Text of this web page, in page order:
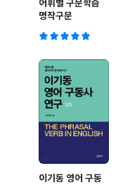
어휘별 구문학습
명작구문
이기동 영어 구동